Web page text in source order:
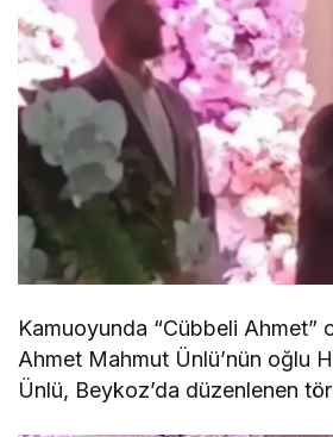
Kamuoyunda “Cübbeli Ahmet”
Ahmet Mahmut Ünlü’nün oğlu
Ünlü, Beykoz’da düzenlenen